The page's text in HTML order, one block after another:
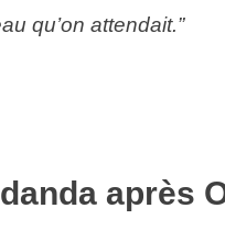
qu’on attendait.”
après